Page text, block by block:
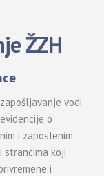
ŽZH
vodi
o
i zaposlenim
strancima koji
i